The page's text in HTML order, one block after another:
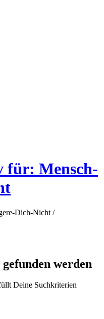
für: Mensch-
Dich-Nicht /
werden
Deine Suchkriterien